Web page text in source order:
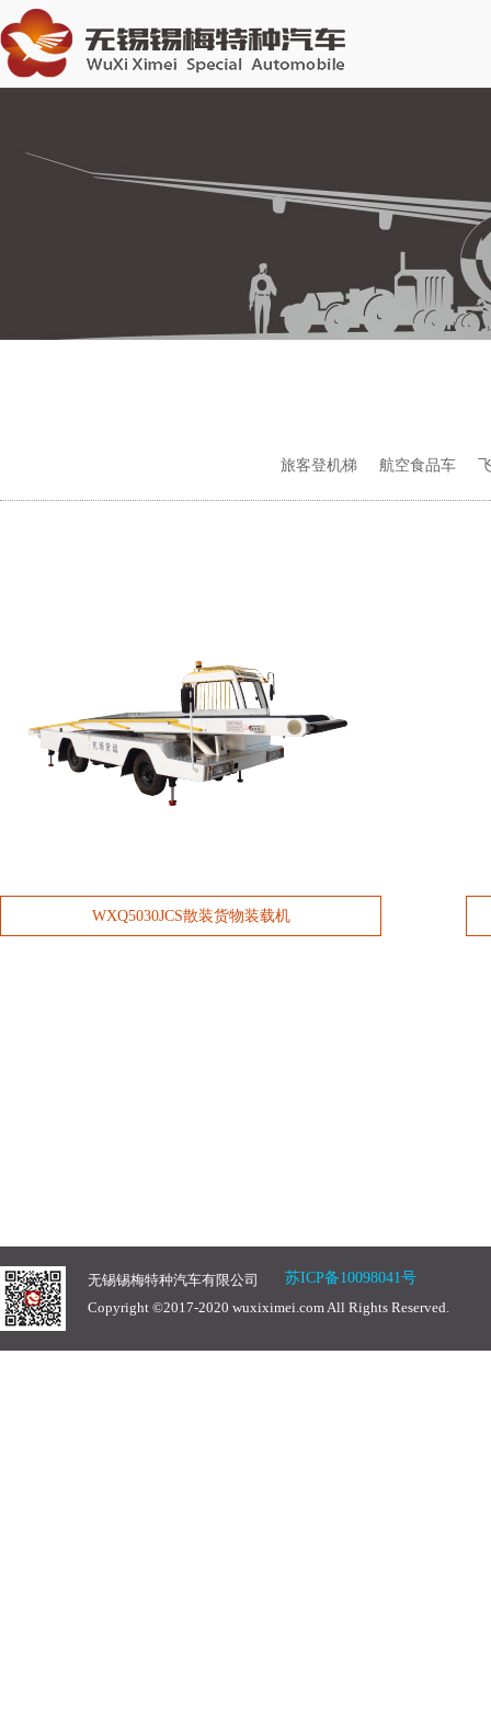
旅客登机梯 航空食品车
WXQ5030JCS散装货物装载机
无锡锡梅特种汽车有限公司
苏ICP备10098041号
Copyright ©2017-2020 wuxiximei.com All Rights Reserved.